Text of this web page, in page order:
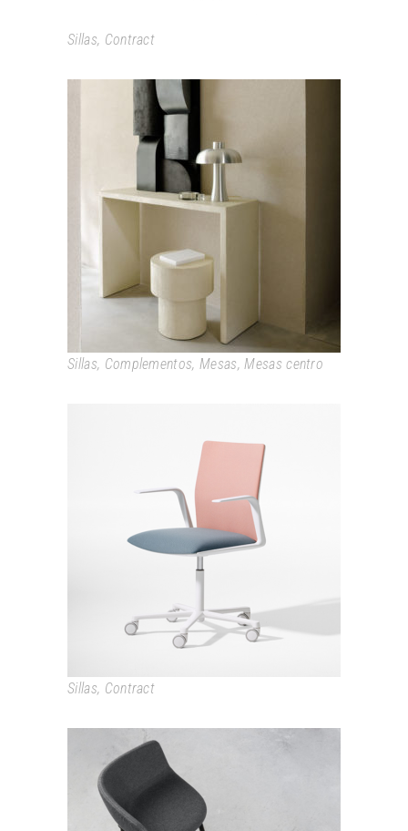
Sillas, Contract
ELEMENTS
Sillas, Complementos,Mesas,Mesas centro
KINESIT
Sillas, Contract